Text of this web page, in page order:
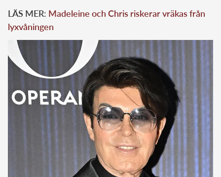
LÄS MER: Madeleine och Chris riskerar vräkas från
lyxvåningen